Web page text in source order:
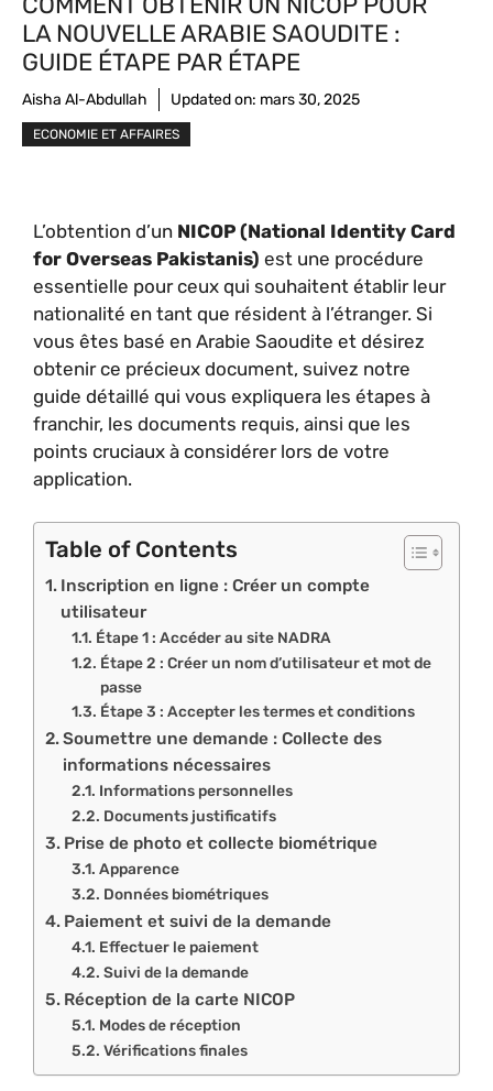
LA NOUVELLE ARABIE SAOUDITE :
GUIDE ÉTAPE PAR ÉTAPE
Aisha Al-Abdullah Updated on: mars 30, 2025
ECONOMIE ET AFFAIRES
L’obtention d’un NICOP (National Identity Card
for Overseas Pakistanis) est une procédure
essentielle pour ceux qui souhaitent établir leur
nationalité en tant que résident à l’étranger. Si
vous êtes basé en Arabie Saoudite et désirez
obtenir ce précieux document, suivez notre
guide détaillé qui vous expliquera les étapes à
franchir, les documents requis, ainsi que les
points cruciaux à considérer lors de votre
application.
Table of Contents
Inscription en ligne : Créer un compte
utilisateur
Étape 1 : Accéder au site NADRA
Étape 2 : Créer un nom d’utilisateur et mot de
passe
Étape 3 : Accepter les termes et conditions
Soumettre une demande : Collecte des
informations nécessaires
Informations personnelles
Documents justificatifs
Prise de photo et collecte biométrique
Apparence
Données biométriques
Paiement et suivi de la demande
Effectuer le paiement
Suivi de la demande
Réception de la carte NICOP
Modes de réception
Vérifications finales